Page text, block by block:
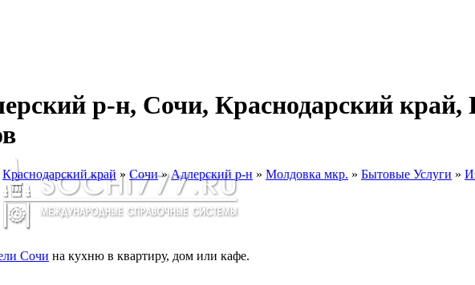
р-н, Сочи, Краснодарский край,
Краснодарский край » Сочи»Адлерский р-н » Молдовка мкр. » Бытовые Услуги »
Сочи на кухню в квартиру, дом или кафе.